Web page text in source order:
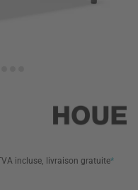
incluse, livraison gratuite*